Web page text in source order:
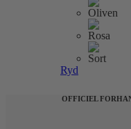
Ryd
OFFICIEL